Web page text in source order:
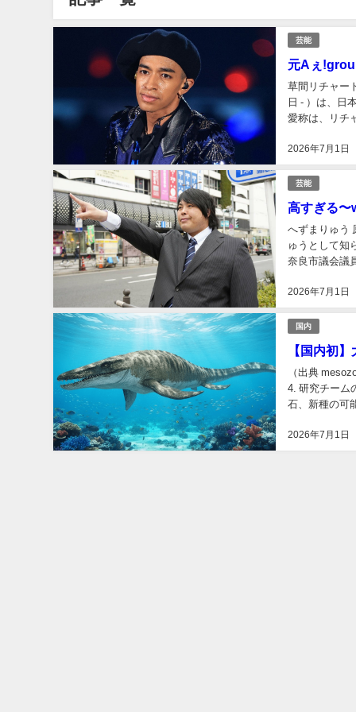
芸能
元Aぇ
2026年7月1日
草間リチャー
日 - ）は、日
愛称は、リチ
芸能
高すぎる〜
2026年7月1日
へずまりゅう
ゅうとして知
奈良市議会議
国内
【国内初
2026年7月1日
（出典
4. 研究チーム
石、新種の可